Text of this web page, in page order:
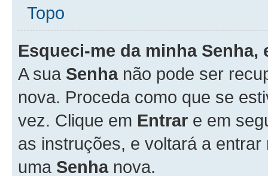
Topo
Esqueci-me da minha Senha,
A sua Senhanão pode ser
nova. Proceda como que se
vez. Clique em Entrar e em
as instruções, e voltará a
uma Senhanova.